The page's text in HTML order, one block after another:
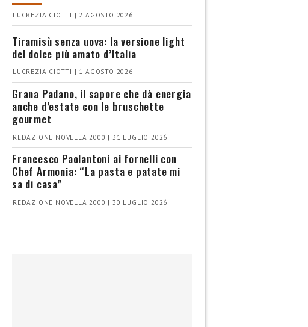
LUCREZIA CIOTTI | 2 AGOSTO 2026
Tiramisù senza uova: la versione light
del dolce più amato d’Italia
LUCREZIA CIOTTI | 1 AGOSTO 2026
Grana Padano, il sapore che dà energia
anche d’estate con le bruschette
gourmet
REDAZIONE NOVELLA 2000 | 31 LUGLIO 2026
Francesco Paolantoni ai fornelli con
Chef Armonia: “La pasta e patate mi
sa di casa”
REDAZIONE NOVELLA 2000 | 30 LUGLIO 2026